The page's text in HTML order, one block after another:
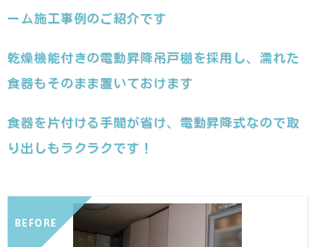
ーム施工事例のご紹介です
乾燥機能付きの電動昇降吊戸棚を採用し、濡れた
食器もそのまま置いておけます
食器を片付ける手間が省け、電動昇降式なので取
り出しもラクラクです！
BEFORE